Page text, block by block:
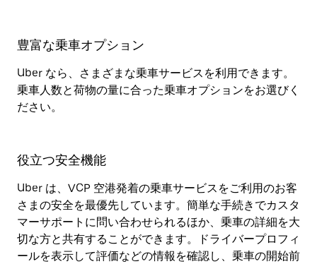
豊富な乗車オプション
Uber なら、さまざまな乗車サービスを利用できます。
乗車人数と荷物の量に合った乗車オプションをお選びく
ださい。
役立つ安全機能
Uber は、VCP 空港発着の乗車サービスをご利用のお客
さまの安全を最優先しています。簡単な手続きでカスタ
マーサポートに問い合わせられるほか、乗車の詳細を大
切な方と共有することができます。ドライバープロフィ
ールを表示して評価などの情報を確認し、乗車の開始前